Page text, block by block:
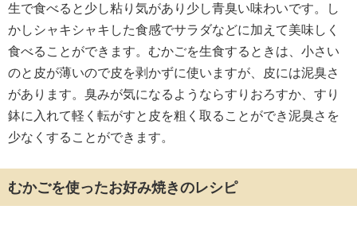
生で食べると少し粘り気があり少し青臭い味わいです。し
かしシャキシャキした食感でサラダなどに加えて美味しく
食べることができます。むかごを生食するときは、小さい
のと皮が薄いので皮を剥かずに使いますが、皮には泥臭さ
があります。臭みが気になるようならすりおろすか、すり
鉢に入れて軽く転がすと皮を粗く取ることができ泥臭さを
少なくすることができます。
むかごを使ったお好み焼きのレシピ